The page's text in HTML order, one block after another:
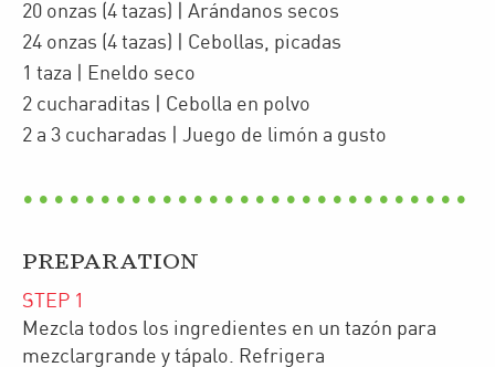
20 onzas (4 tazas)
| Arándanos secos
24 onzas (4 tazas) | Cebollas, picadas
1 taza | Eneldo seco
2 cucharaditas | Cebolla en polvo
2 a 3 cucharadas | Juego de limón a gusto
PREPARATION
STEP 1
Mezcla todos los ingredientes en un tazón para
mezclargrande y tápalo. Refrigera